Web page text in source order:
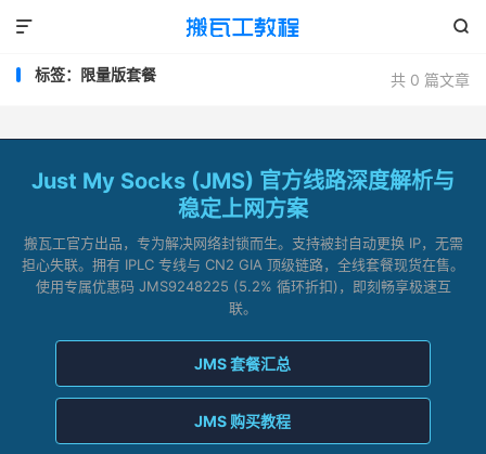


共 0 篇文章
标签：限量版套餐
Just My Socks (JMS) 官方线路深度解析与
稳定上网方案
搬瓦工官方出品，专为解决网络封锁而生。支持被封自动更换 IP，无需
担心失联。拥有 IPLC 专线与 CN2 GIA 顶级链路，全线套餐现货在售。
使用专属优惠码 JMS9248225 (5.2% 循环折扣)，即刻畅享极速互
联。
JMS 套餐汇总
JMS 购买教程